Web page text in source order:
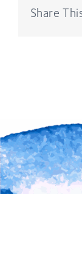
Share